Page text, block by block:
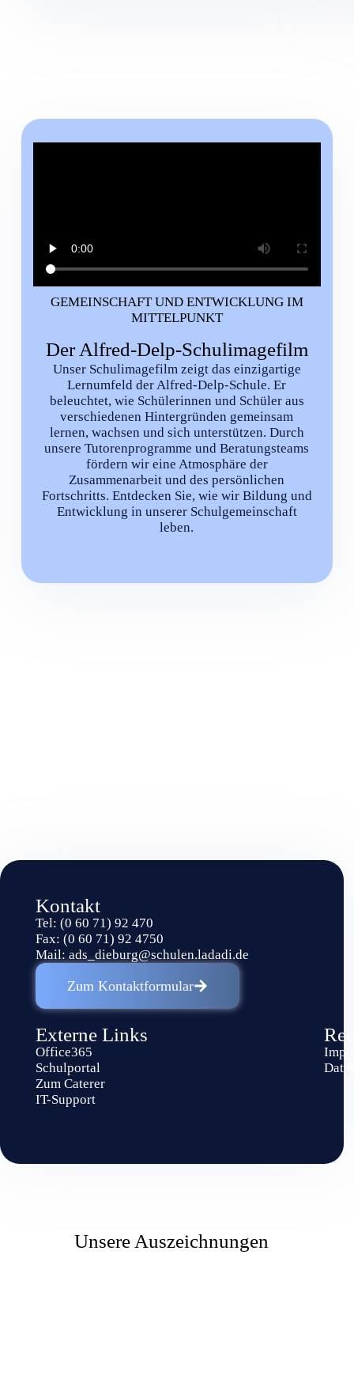
GEMEINSCHAFT UND ENTWICKLUNG IM
MITTELPUNKT
Der Alfred-Delp-Schulimagefilm
Unser Schulimagefilm zeigt das einzigartige
Lernumfeld der Alfred-Delp-Schule. Er
beleuchtet, wie Schülerinnen und Schüler aus
verschiedenen Hintergründen gemeinsam
lernen, wachsen und sich unterstützen. Durch
unsere Tutorenprogramme und Beratungsteams
fördern wir eine Atmosphäre der
Zusammenarbeit und des persönlichen
Fortschritts. Entdecken Sie, wie wir Bildung und
Entwicklung in unserer Schulgemeinschaft
leben.
Kontakt
Tel: (0 60 71) 92 470
Fax: (0 60 71) 92 4750
Mail: ads_dieburg@schulen.ladadi.de
Zum Kontaktformular
Externe Links
Office365
Schulportal
Zum Caterer
IT-Support
Unsere Auszeichnungen